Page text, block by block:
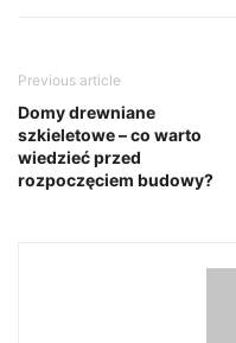
Previous article
Domy drewniane
szkieletowe – co warto
wiedzieć przed
rozpoczęciem budowy?